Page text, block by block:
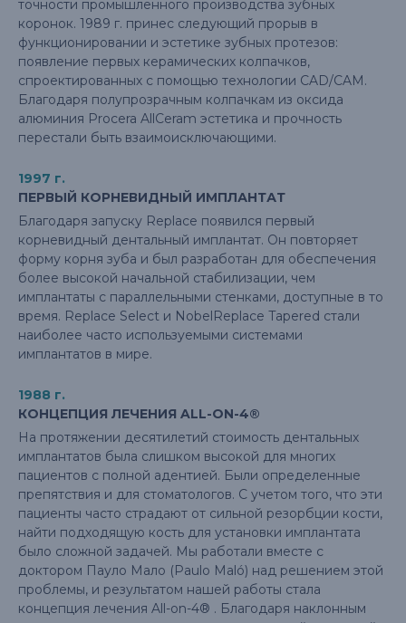
точности промышленного производства зубных
коронок. 1989 г. принес следующий прорыв в
функционировании и эстетике зубных протезов:
появление первых керамических колпачков,
спроектированных с помощью технологии CAD/CAM.
Благодаря полупрозрачным колпачкам из оксида
алюминия Procera AllCeram эстетика и прочность
перестали быть взаимоисключающими.
1997 г.
ПЕРВЫЙ КОРНЕВИДНЫЙ ИМПЛАНТАТ
Благодаря запуску Replace появился первый
корневидный дентальный имплантат. Он повторяет
форму корня зуба и был разработан для обеспечения
более высокой начальной стабилизации, чем
имплантаты с параллельными стенками, доступные в то
время. Replace Select и NobelReplace Tapered стали
наиболее часто используемыми системами
имплантатов в мире.
1988 г.
КОНЦЕПЦИЯ ЛЕЧЕНИЯ ALL-ON-4®
На протяжении десятилетий стоимость дентальных
имплантатов была слишком высокой для многих
пациентов с полной адентией. Были определенные
препятствия и для стоматологов. С учетом того, что эти
пациенты часто страдают от сильной резорбции кости,
найти подходящую кость для установки имплантата
было сложной задачей. Мы работали вместе с
доктором Пауло Мало (Paulo Maló) над решением этой
проблемы, и результатом нашей работы стала
концепция лечения All-on-4® . Благодаря наклонным